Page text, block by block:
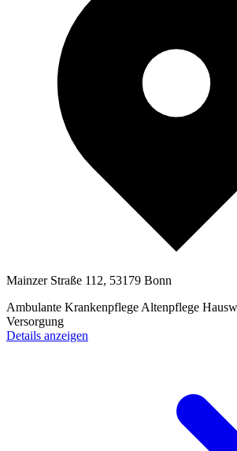
Mainzer Straße 112, 53179 Bonn
Ambulante Krankenpflege Altenpflege
Versorgung
Details anzeigen